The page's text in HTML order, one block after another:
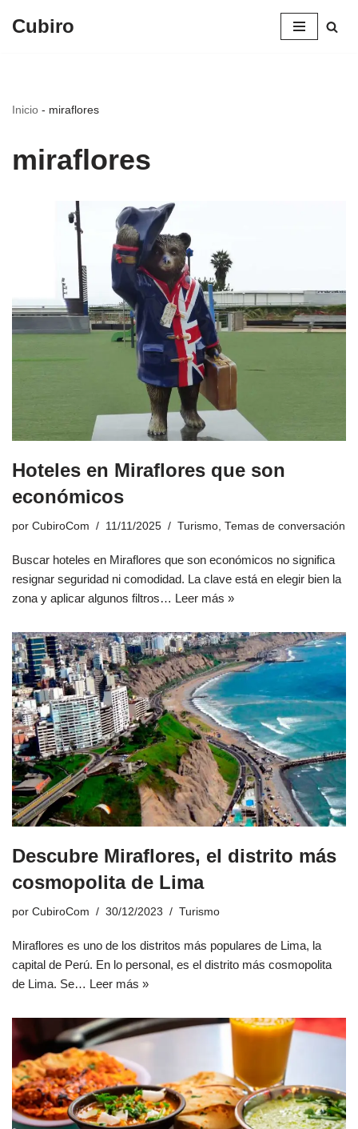
Cubiro
Inicio - miraflores
miraflores
Hoteles en Miraflores que son
económicos
por CubiroCom 11/11/2025 Turismo, Temas de conversación
Buscar hoteles en Miraflores que son económicos no significa
resignar seguridad ni comodidad. La clave está en elegir bien la
zona y aplicar algunos filtros… Leer más »
Descubre Miraflores, el distrito más
cosmopolita de Lima
por CubiroCom 30/12/2023 Turismo
Miraflores es uno de los distritos más populares de Lima, la
capital de Perú. En lo personal, es el distrito más cosmopolita
de Lima. Se… Leer más »